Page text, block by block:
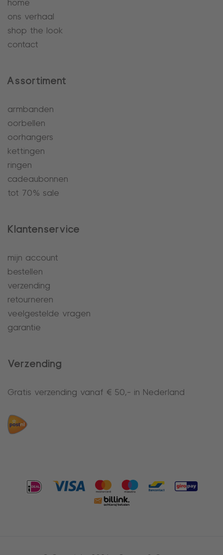
home
ons verhaal
shop the look
contact
Assortiment
armbanden
oorbellen
oorhangers
kettingen
ringen
cadeaubonnen
tot 70% sale
Klantenservice
mijn account
bestellen
verzending
retourneren
veelgestelde vragen
garantie
Verzending
Gratis verzending vanaf € 50,- in Nederland